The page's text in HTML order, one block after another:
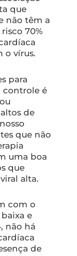
que
não têm a
70%
o vírus.
para
controle é
de
que não
uma boa
que
alta.
com o
e
não há
de